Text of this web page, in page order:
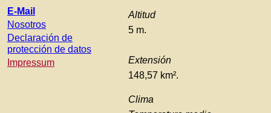
Altitud
5 m.
Extensión
148,57 km².
Clima
E-Mail
Nosotros
Declaración de
protección de datos
Impressum